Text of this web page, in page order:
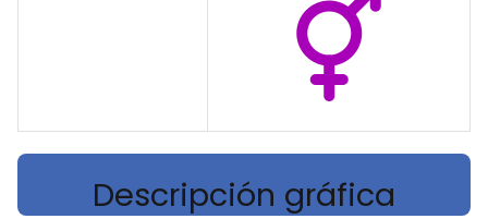
Descripción gráfica